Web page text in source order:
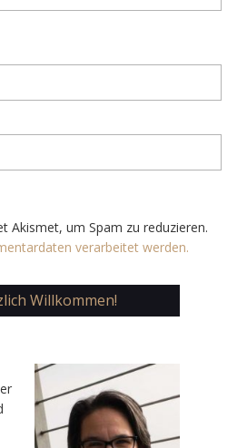
Akismet, um Spam zu reduzieren.
verarbeitet werden.
Willkommen!